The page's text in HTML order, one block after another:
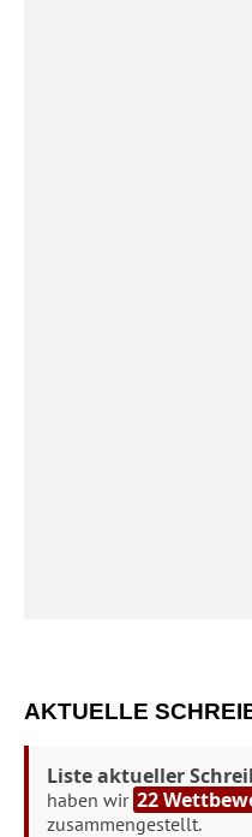
AKTUELLE
Liste aktueller
haben wir 22
zusammengestellt.